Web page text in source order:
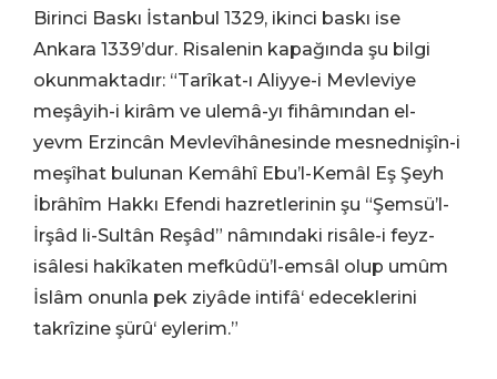
Birinci Baskı İstanbul 1329, ikinci baskı ise
Ankara 1339’dur. Risalenin kapağında şu bilgi
okunmaktadır: “Tarîkat-ı Aliyye-i Mevleviye
meşâyih-i kirâm ve ulemâ-yı fihâmından el-
yevm Erzincân Mevlevîhânesinde mesnednişîn-i
meşîhat bulunan Kemâhî Ebu’l-Kemâl Eş Şeyh
İbrâhîm Hakkı Efendi hazretlerinin şu “Şemsü’l-
İrşâd li-Sultân Reşâd” nâmındaki risâle-i feyz-
isâlesi hakîkaten mefkûdü’l-emsâl olup umûm
İslâm onunla pek ziyâde intifâ‘ edeceklerini
takrîzine şürû‘ eylerim.”